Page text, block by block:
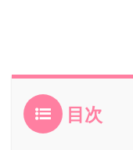
目次